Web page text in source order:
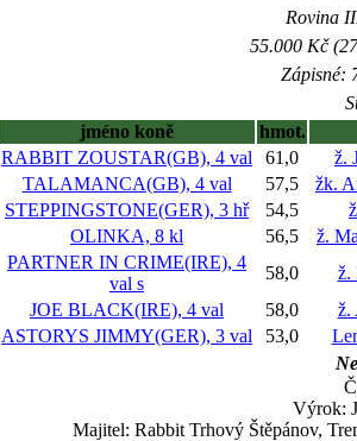
Rovina
55.000 Kč
Zápisné:
jméno koně
hmot.
RABBIT ZOUSTAR(GB), 4 val 61,0
ž.
TALAMANCA(GB), 4 val 57,5
žk.
STEPPINGSTONE(GER), 3 hř 54,5
OLINKA, 8 kl 56,5
ž.
PARTNER IN CRIME(IRE), 4
val s
58,0
ž.
JOE BLACK(IRE), 4 val 58,0
ž.
ASTORYS JIMMY(GER), 3 val 53,0
Výrok:
Majitel: Rabbit Trhový Štěpánov,